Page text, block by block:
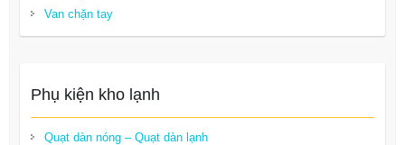
Van chặn tay
Phụ kiện kho lạnh
Quạt dàn nóng – Quạt dàn lạnh